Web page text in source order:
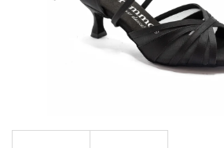
Doporučujeme
TANEČNÍ BOTY S PLNOU ŠPIČKOU